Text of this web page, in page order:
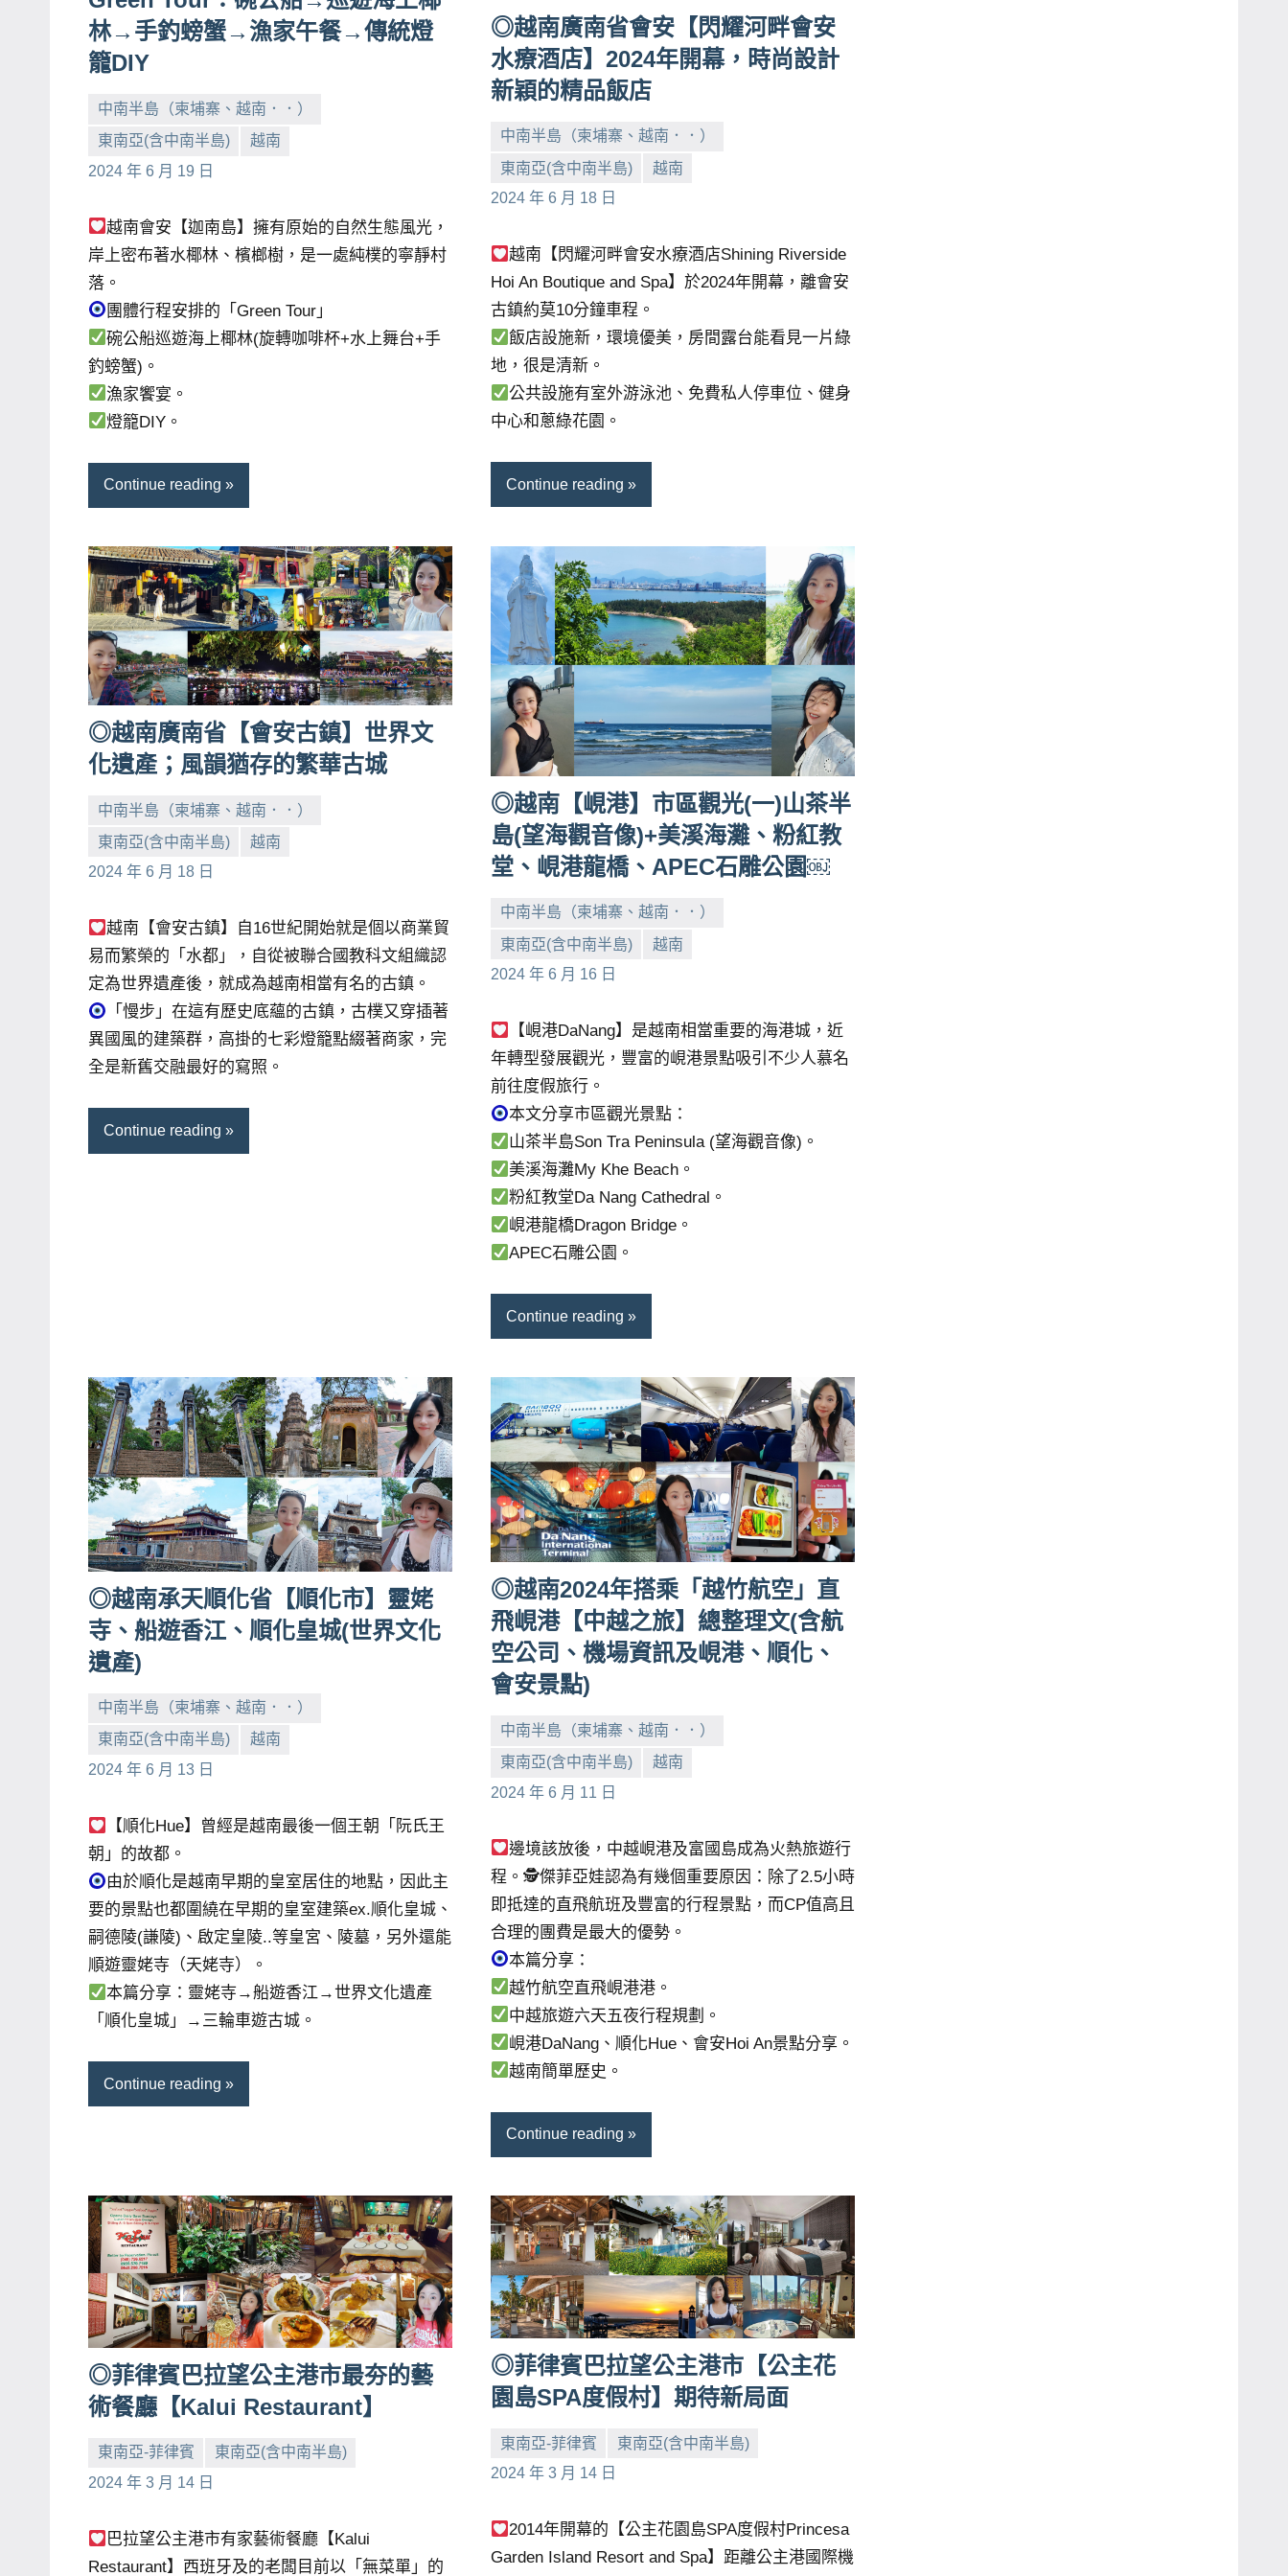
賓、
News
探
號
班
外
景
節
目
主
持、
吳
泰
旅
遊
書
作
者、
各
發
表
會
及
活
學
校
企
業
講
座、
客
光
局
合
作
達
人
對
象。
★
林→手釣螃蟹→漁家午餐→傳統燈
籠DIY
中南半島（柬埔寨、越南．．）
東南亞(含中南半島)
越南
2024 年 6 月 19 日
小
芳
No
comments
越南會安【迦南島】擁有原始的自然生態風光，
岸上密布著水椰林、檳榔樹，是一處純樸的寧靜村
落。
團體行程安排的「Green Tour」
碗公船巡遊海上椰林(旋轉咖啡杯+水上舞台+手
釣螃蟹)。
漁家饗宴。
燈籠DIY。
Continue reading
◎越南廣南省會安【閃耀河畔會安
水療酒店】2024年開幕，時尚設計
新穎的精品飯店
中南半島（柬埔寨、越南．．）
東南亞(含中南半島)
越南
2024 年 6 月 18 日
小
芳
No
comments
越南【閃耀河畔會安水療酒店Shining Riverside
Hoi An Boutique and Spa】於2024年開幕，離會安
古鎮約莫10分鐘車程。
飯店設施新，環境優美，房間露台能看見一片綠
地，很是清新。
公共設施有室外游泳池、免費私人停車位、健身
中心和蔥綠花園。
Continue reading
◎越南廣南省【會安古鎮】世界文
化遺產；風韻猶存的繁華古城
中南半島（柬埔寨、越南．．）
東南亞(含中南半島)
越南
2024 年 6 月 18 日
小
芳
No
comments
越南【會安古鎮】自16世紀開始就是個以商業貿
易而繁榮的「水都」，自從被聯合國教科文組織認
定為世界遺產後，就成為越南相當有名的古鎮。
「慢步」在這有歷史底蘊的古鎮，古樸又穿插著
異國風的建築群，高掛的七彩燈籠點綴著商家，完
全是新舊交融最好的寫照。
Continue reading
◎越南【峴港】市區觀光(一)山茶半
島(望海觀音像)+美溪海灘、粉紅教
堂、峴港龍橋、APEC石雕公園￼
中南半島（柬埔寨、越南．．）
東南亞(含中南半島)
越南
2024 年 6 月 16 日
小
芳
No
comments
【峴港DaNang】是越南相當重要的海港城，近
年轉型發展觀光，豐富的峴港景點吸引不少人慕名
前往度假旅行。
本文分享市區觀光景點：
山茶半島Son Tra Peninsula (望海觀音像)。
美溪海灘My Khe Beach。
粉紅教堂Da Nang Cathedral。
峴港龍橋Dragon Bridge。
APEC石雕公園。
Continue reading
◎越南承天順化省【順化市】靈姥
寺、船遊香江、順化皇城(世界文化
遺產)
中南半島（柬埔寨、越南．．）
東南亞(含中南半島)
越南
2024 年 6 月 13 日
小
芳
No
comments
【順化Hue】曾經是越南最後一個王朝「阮氏王
朝」的故都。
由於順化是越南早期的皇室居住的地點，因此主
要的景點也都圍繞在早期的皇室建築ex.順化皇城、
嗣德陵(謙陵)、啟定皇陵..等皇宮、陵墓，另外還能
順遊靈姥寺（天姥寺）。
本篇分享：靈姥寺→船遊香江→世界文化遺產
「順化皇城」→三輪車遊古城。
Continue reading
◎越南2024年搭乘「越竹航空」直
飛峴港【中越之旅】總整理文(含航
空公司、機場資訊及峴港、順化、
會安景點)
中南半島（柬埔寨、越南．．）
東南亞(含中南半島)
越南
2024 年 6 月 11 日
小
芳
No
comments
邊境該放後，中越峴港及富國島成為火熱旅遊行
程。🕵傑菲亞娃認為有幾個重要原因：除了2.5小時
即抵達的直飛航班及豐富的行程景點，而CP值高且
合理的團費是最大的優勢。
本篇分享：
越竹航空直飛峴港港。
中越旅遊六天五夜行程規劃。
峴港DaNang、順化Hue、會安Hoi An景點分享。
越南簡單歷史。
Continue reading
◎菲律賓巴拉望公主港市最夯的藝
術餐廳【Kalui Restaurant】
東南亞-菲律賓
東南亞(含中南半島)
2024 年 3 月 14 日
小
No
巴拉望公主港市有家藝術餐廳【Kalui
Restaurant】西班牙及的老闆目前以「無菜單」的
◎菲律賓巴拉望公主港市【公主花
園島SPA度假村】期待新局面
東南亞-菲律賓
東南亞(含中南半島)
2024 年 3 月 14 日
小
No
2014年開幕的【公主花園島SPA度假村Princesa
Garden Island Resort and Spa】距離公主港國際機